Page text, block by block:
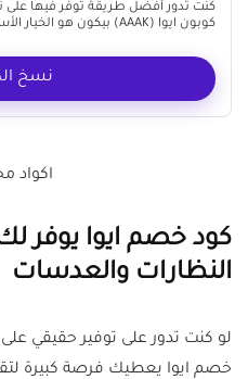
كنت تدور أفضل طريقة توفر فيها على
كوبون ايوا (AAAK) بيكون هو الخيار الأسرع والأوفر لك. ...
نسخ
اكواد
كود خصم ايوا يوفر
النظارات والعدسات
لو كنت تدور على توفير حقيقي
خصم ايوا يعطيك فرصة كبيرة